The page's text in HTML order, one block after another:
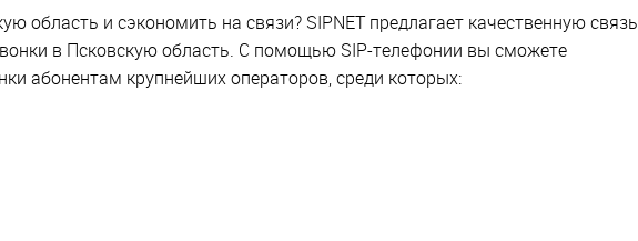
область и сэкономить на связи? SIPNET предлагает качественную связь
в Псковскую область. С помощью SIP-телефонии вы сможете
абонентам крупнейших операторов, среди которых: